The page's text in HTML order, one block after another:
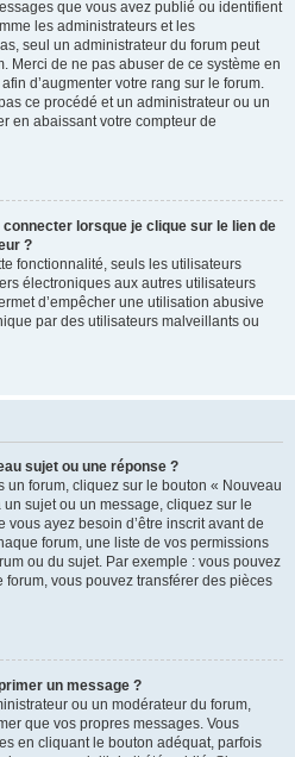
que vous avez publié ou identifient
les administrateurs et les
seul un administrateur du forum peut
Merci de ne pas abuser de ce système en
d’augmenter votre rang sur le forum.
ce procédé et un administrateur ou un
en abaissant votre compteur de
connecter lorsque je clique sur le lien de
?
fonctionnalité, seuls les utilisateurs
électroniques aux autres utilisateurs
d’empêcher une utilisation abusive
par des utilisateurs malveillants ou
sujet ou une réponse ?
un forum, cliquez sur le bouton « Nouveau
sujet ou un message, cliquez sur le
ayez besoin d’être inscrit avant de
forum, une liste de vos permissions
ou du sujet. Par exemple : vous pouvez
vous pouvez transférer des pièces
un message ?
ou un modérateur du forum,
que vos propres messages. Vous
en cliquant le bouton adéquat, parfois